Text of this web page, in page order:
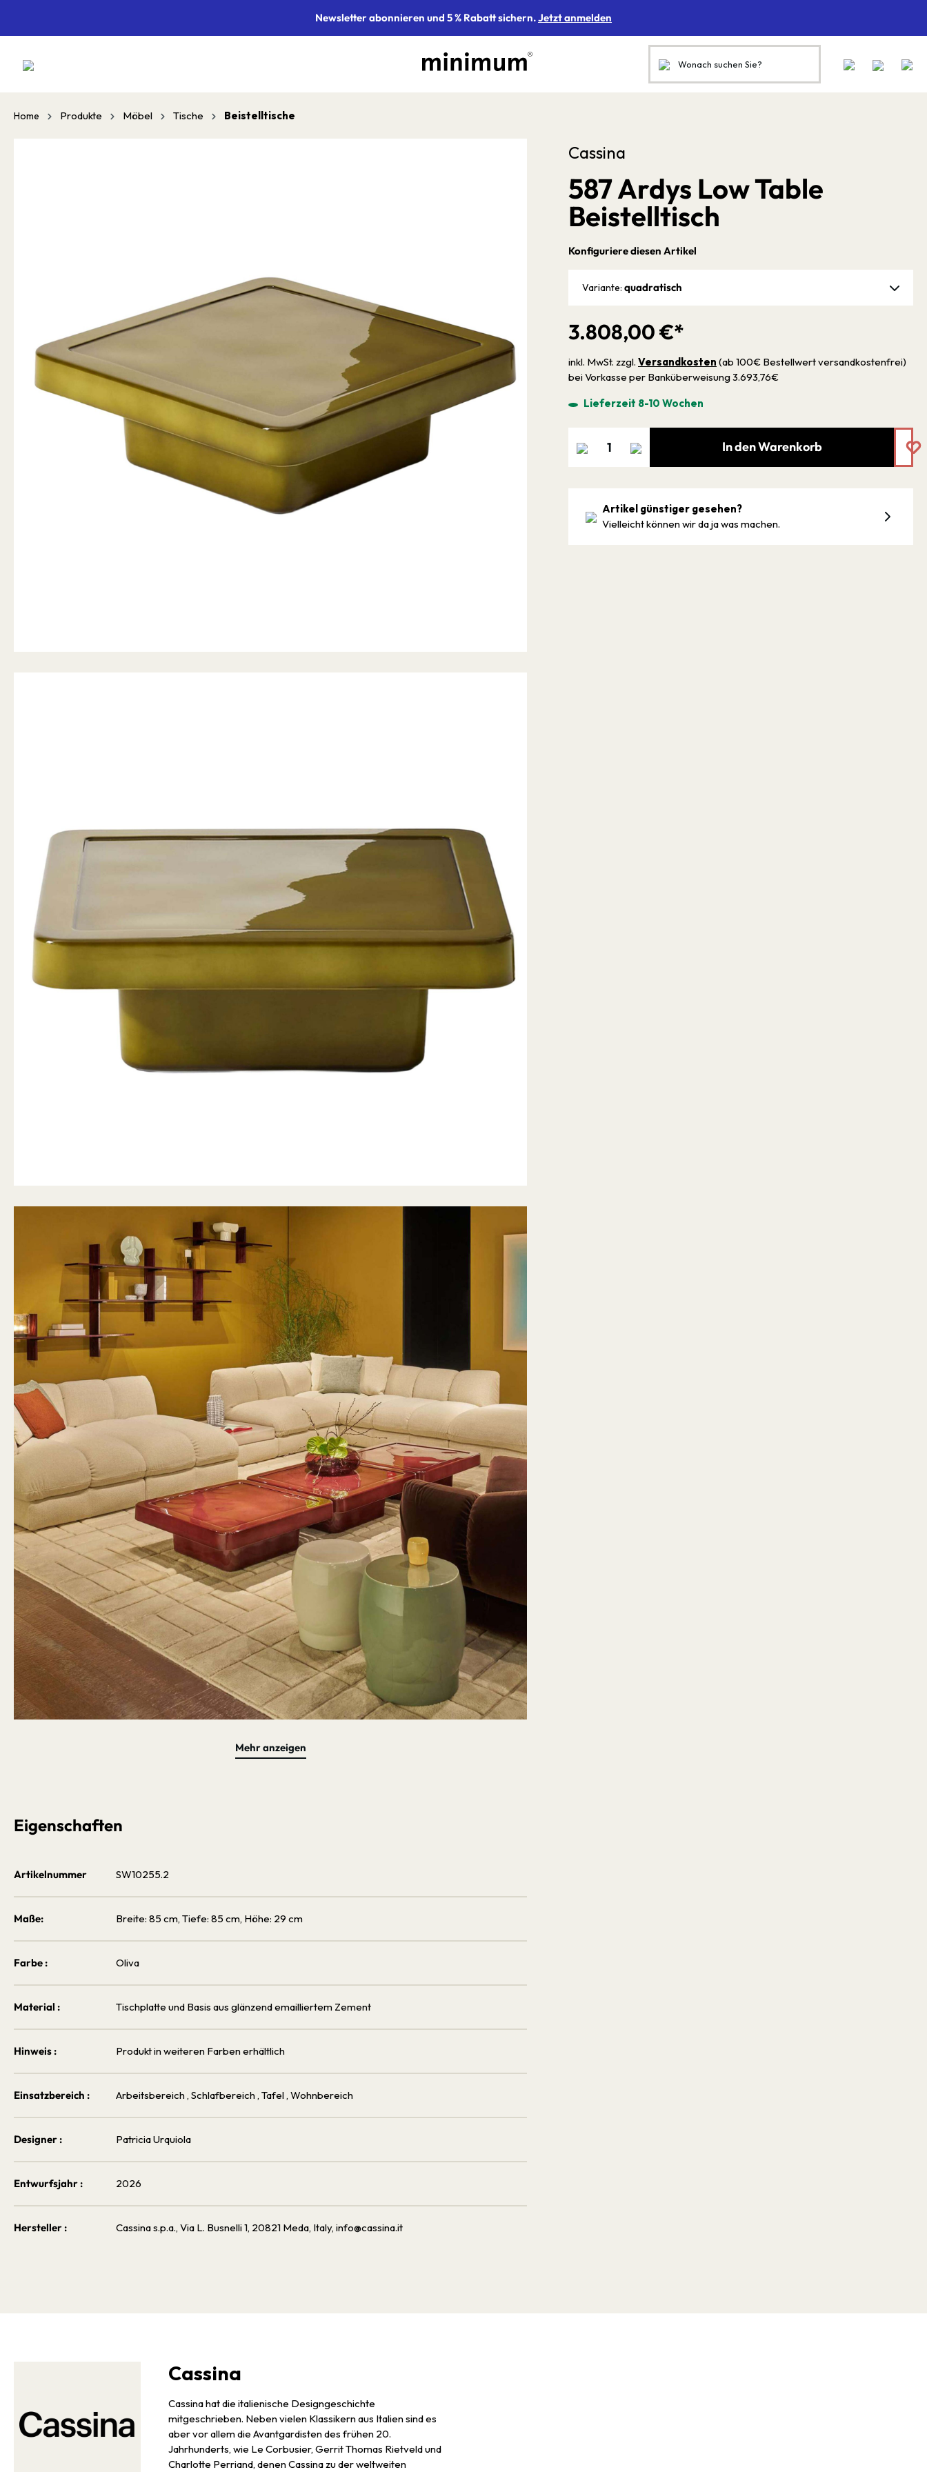
Newsletter abonnieren und 5 % Rabatt sichern.Jetzt anmelden
Home Produkte Möbel Tische Beistelltische
Mehr anzeigen
Eigenschaften
Artikelnummer SW10255.2
Maße: Breite: 85 cm, Tiefe: 85 cm, Höhe: 29 cm
Farbe : Oliva
Material : Tischplatte und Basis aus glänzend emailliertem Zement
Hinweis : Produkt in weiteren Farben erhältlich
Einsatzbereich : Arbeitsbereich , Schlafbereich , Tafel, Wohnbereich
Designer : Patricia Urquiola
Entwurfsjahr : 2026
Hersteller : Cassina s.p.a., Via L. Busnelli 1, 20821 Meda, Italy, info@cassina.it
Cassina
587 Ardys Low Table
Beistelltisch
3.808,00 €*
inkl. MwSt. zzgl. Versandkosten (ab 100€ Bestellwert versandkostenfrei)
bei Vorkasse per Banküberweisung 3.693,76€
Lieferzeit 8-10 Wochen
Konfiguriere diesen Artikel
Variante: quadratisch
In den Warenkorb
Artikel günstiger gesehen?
Vielleicht können wir da ja was machen.
Cassina
Cassina hat die italienische Designgeschichte
mitgeschrieben. Neben vielen Klassikern aus Italien sind es
aber vor allem die Avantgardisten des frühen 20.
Jahrhunderts, wie Le Corbusier, Gerrit Thomas Rietveld und
Charlotte Perriand, denen Cassina zu der weltweiten